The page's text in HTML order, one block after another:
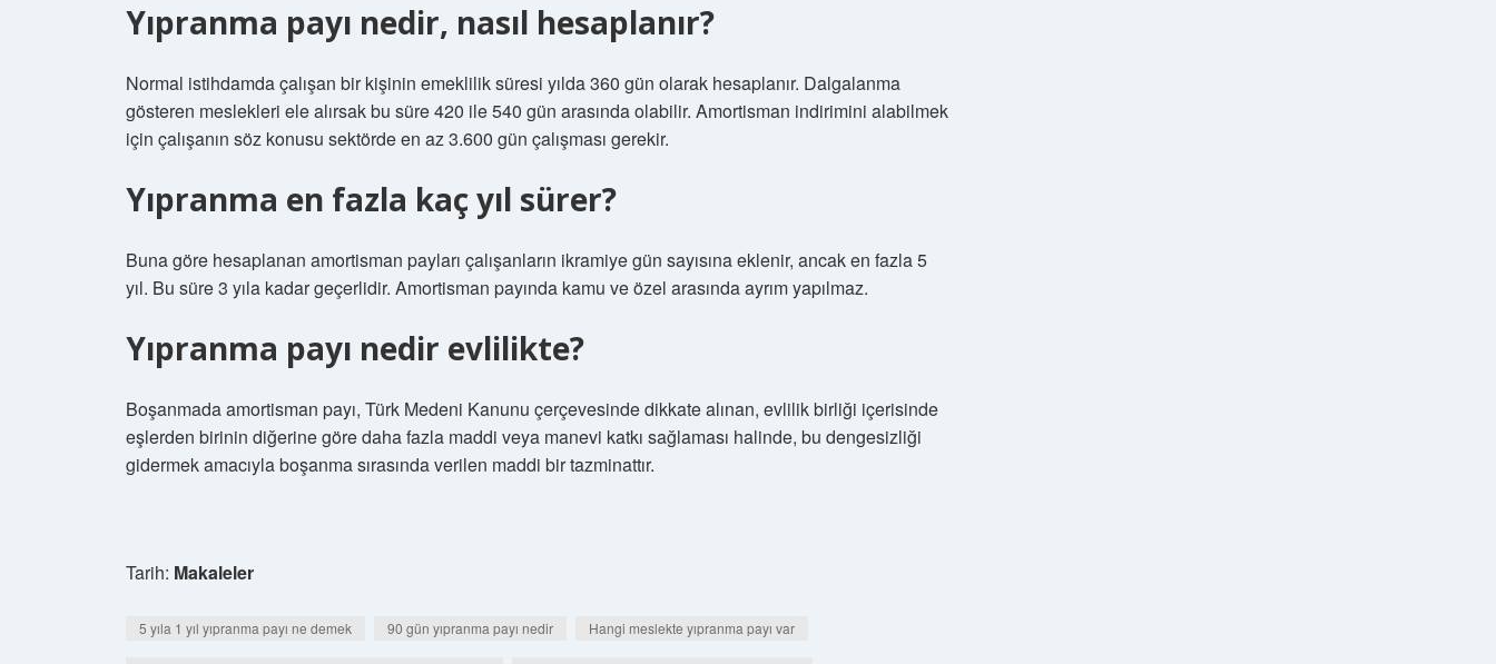
Yıpranma payı nedir, nasıl hesaplanır?
Normal istihdamda çalışan bir kişinin emeklilik süresi yılda 360 gün olarak hesaplanır. Dalgalanma
gösteren meslekleri ele alırsak bu süre 420 ile 540 gün arasında olabilir. Amortisman indirimini alabilmek
için çalışanın söz konusu sektörde en az 3.600 gün çalışması gerekir.
Yıpranma en fazla kaç yıl sürer?
Buna göre hesaplanan amortisman payları çalışanların ikramiye gün sayısına eklenir, ancak en fazla 5
yıl. Bu süre 3 yıla kadar geçerlidir. Amortisman payında kamu ve özel arasında ayrım yapılmaz.
Yıpranma payı nedir evlilikte?
Boşanmada amortisman payı, Türk Medeni Kanunu çerçevesinde dikkate alınan, evlilik birliği içerisinde
eşlerden birinin diğerine göre daha fazla maddi veya manevi katkı sağlaması halinde, bu dengesizliği
gidermek amacıyla boşanma sırasında verilen maddi bir tazminattır.
Tarih: Makaleler
5 yıla 1 yıl yıpranma payı ne demek 90 gün yıpranma payı nedir Hangi meslekte yıpranma payı var